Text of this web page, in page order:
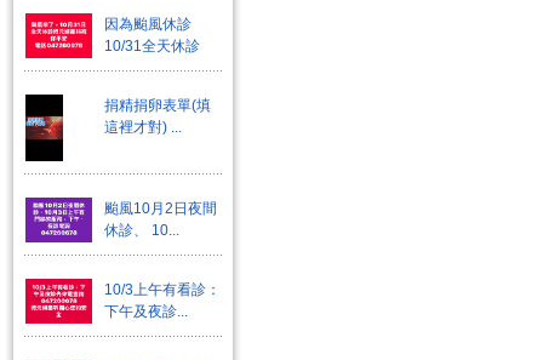
因為颱風休診
10/31全天休診
捐精捐卵表單(填
這裡才對) ...
颱風10月2日夜間
休診、 10...
10/3上午有看診：
下午及夜診...